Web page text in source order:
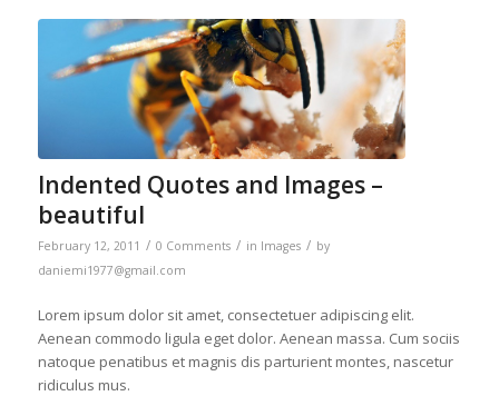
Indented Quotes and Images –
beautiful
February 12, 2011 / 0 Comments / in Images / by
daniemi1977@gmail.com
Lorem ipsum dolor sit amet, consectetuer adipiscing elit.
Aenean commodo ligula eget dolor. Aenean massa. Cum sociis
natoque penatibus et magnis dis parturient montes, nascetur
ridiculus mus.